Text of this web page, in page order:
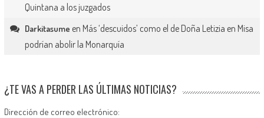
Quintana a los juzgados
Darkitasume en Más ‘descuidos’ como el de Doña Letizia en Misa
podrían abolir la Monarquía
¿TE VAS A PERDER LAS ÚLTIMAS NOTICIAS?
Dirección de correo electrónico: